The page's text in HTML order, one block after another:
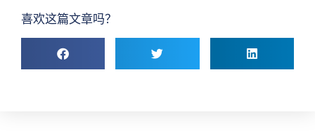
喜欢这篇文章吗？